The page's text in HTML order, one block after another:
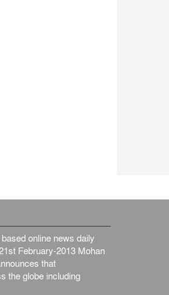
online news daily
February-2013 Mohan
that
the globe including